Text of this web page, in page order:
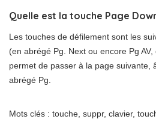
Quelle est la touche Page
Les touches de défilement sont les
(en abrégé Pg. Next ou encore Pg
permet de passer à la page suivante,
abrégé Pg.
Mots clés : touche, suppr, clavier,